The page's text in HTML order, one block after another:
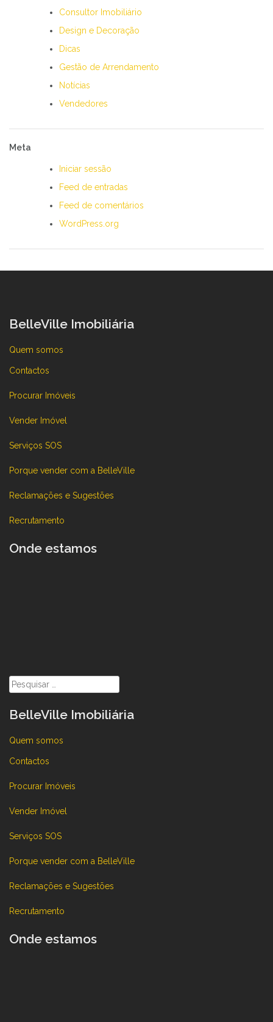
Consultor Imobiliário
Design e Decoração
Dicas
Gestão de Arrendamento
Notícias
Vendedores
Meta
Iniciar sessão
Feed de entradas
Feed de comentários
WordPress.org
BelleVille Imobiliária
Quem somos
Contactos
Procurar Imóveis
Vender Imóvel
Serviços SOS
Porque vender com a BelleVille
Reclamações e Sugestões
Recrutamento
Onde estamos
Pesquisar
por:
BelleVille Imobiliária
Quem somos
Contactos
Procurar Imóveis
Vender Imóvel
Serviços SOS
Porque vender com a BelleVille
Reclamações e Sugestões
Recrutamento
Onde estamos